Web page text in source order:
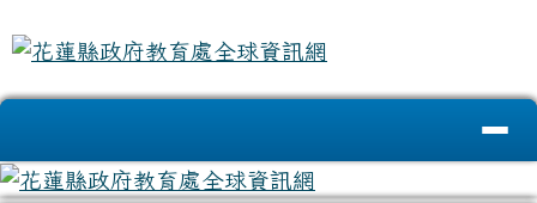
跳至主內容區
花蓮縣政府教育處全球資訊網
導覽列